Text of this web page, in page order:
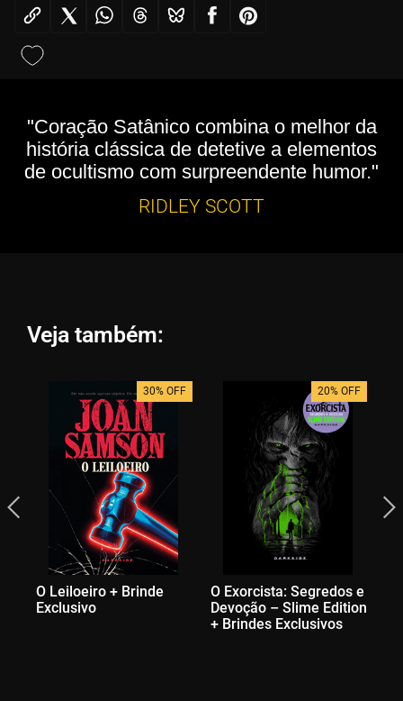
"Coração Satânico combina o melhor da
história clássica de detetive a elementos
de ocultismo com surpreendente humor."
RIDLEY SCOTT
Veja também:
30% OFF
O Leiloeiro + Brinde
Exclusivo
20% OFF
O Exorcista: Segredos e
Devoção – Slime Edition
+ Brindes Exclusivos